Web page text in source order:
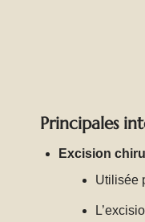
pouvez
Principales
Excision
Utilisée